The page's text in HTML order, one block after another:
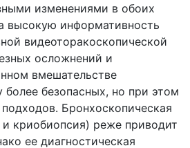
изменениями в обоих
высокую информативность
видеоторакоскопической
осложнений и
вмешательстве
более безопасных, но при этом
Бронхоскопическая
криобиопсия) реже приводит
ее диагностическая